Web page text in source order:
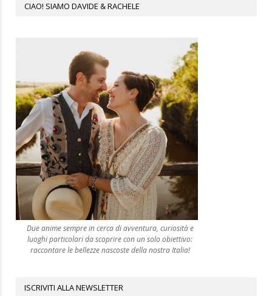
CIAO! SIAMO DAVIDE & RACHELE
Due anime sempre in cerca di avventura, curiosità e
luoghi particolari da scoprire con un solo obiettivo:
raccontare le bellezze nascoste della nostra Italia!
ISCRIVITI ALLA NEWSLETTER